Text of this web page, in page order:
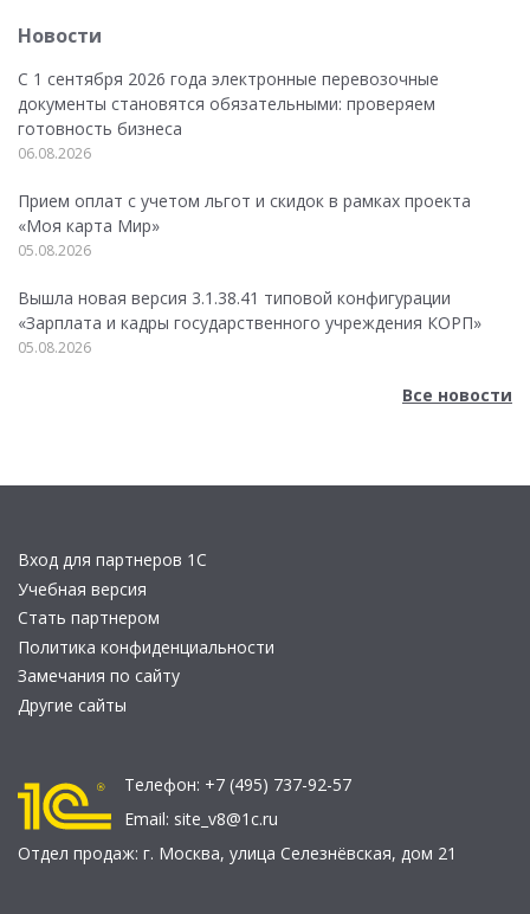
Новости
С 1 сентября 2026 года электронные перевозочные
документы становятся обязательными: проверяем
готовность бизнеса
06.08.2026
Прием оплат с учетом льгот и скидок в рамках проекта
«Моя карта Мир»
05.08.2026
Вышла новая версия 3.1.38.41 типовой конфигурации
«Зарплата и кадры государственного учреждения КОРП»
05.08.2026
Все новости
Вход для партнеров 1С
Учебная версия
Стать партнером
Политика конфиденциальности
Замечания по сайту
Другие сайты
Телефон: +7 (495) 737-92-57
Email: site_v8@1c.ru
Отдел продаж: г. Москва, улица Селезнёвская, дом 21